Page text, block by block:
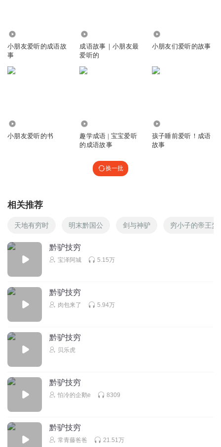
小朋友爱听的成语故
事
成语故事｜小朋友最
爱听的
小朋友们爱听的故事
小朋友爱听的书
趣学成语 | 宝宝爱听
的成语故事
孩子睡前爱听！成语
故事
换一批
相关推荐
天地有穷时 明末黔国公 剑与神驴 穷小子的帝王梦
黔驴技穷
宝泽阿城 5.15万
黔驴技穷
肉包来了 5.94万
黔驴技穷
贝乐虎
黔驴技穷
怕冷的企鹅e 8309
黔驴技穷
常青藤爸爸 21.51万